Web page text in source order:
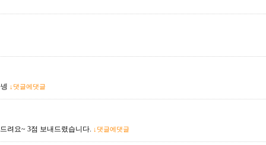
↓댓글에댓글
려요~ 3점 보내드렸습니다. ↓댓글에댓글